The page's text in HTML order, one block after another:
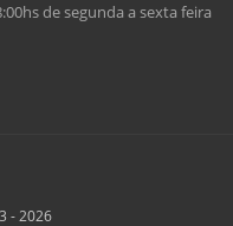
de segunda a sexta feira
- 2026